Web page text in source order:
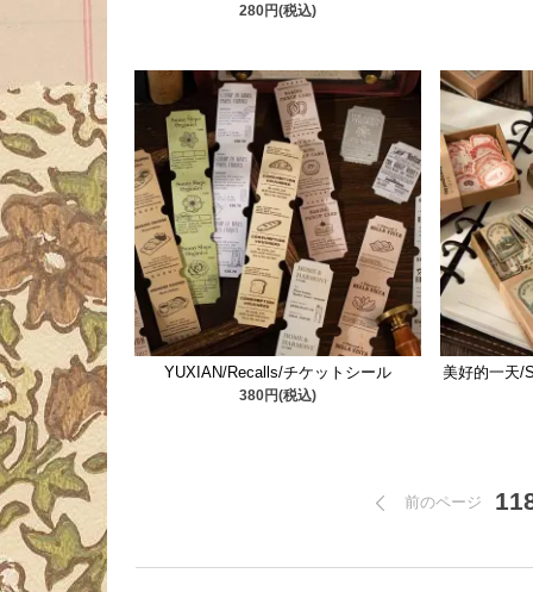
280円(税込)
YUXIAN/Recalls/チケットシール
380円(税込)
美好的一天/
前のページ